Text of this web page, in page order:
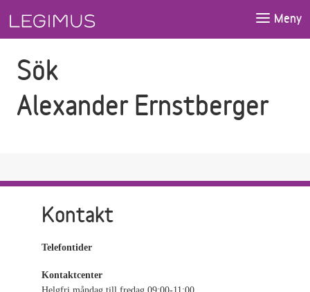
Meny
Sök
Alexander Ernstberger
Kontakt
Telefontider
Kontaktcenter